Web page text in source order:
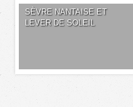
SÈVRE NANTAISE ET
LEVER DE SOLEIL